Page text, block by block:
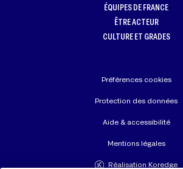
ÉQUIPES DE FRANCE
ÊTRE ACTEUR
CULTURE ET GRADES
Préférences cookies
Protection des données
Aide & accessibilité
Mentions légales
Réalisation Koredge